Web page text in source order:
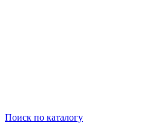
Поиск по каталогу